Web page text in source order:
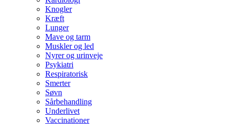
Knogler
Kræft
Lunger
Mave og tarm
Muskler og led
Nyrer og urinveje
Psykiatri
Respiratorisk
Smerter
Søvn
Sårbehandling
Underlivet
Vaccinationer